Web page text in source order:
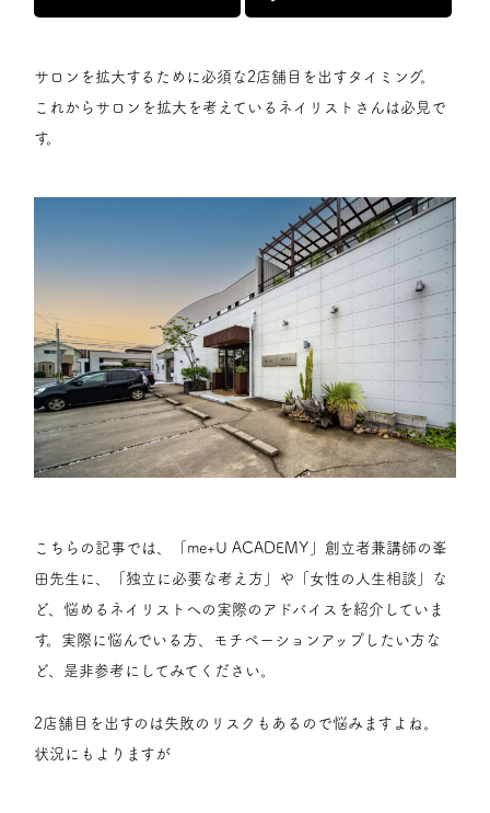
サロンを拡大するために必須な2店舗目を出すタイミング。
これからサロンを拡大を考えているネイリストさんは必見で
す。
こちらの記事では、「me+U ACADEMY」創立者兼講師の峯
田先生に、「独立に必要な考え方」や「女性の人生相談」な
ど、悩めるネイリストへの実際のアドバイスを紹介していま
す。実際に悩んでいる方、モチベーションアップしたい方な
ど、是非参考にしてみてください。
2店舗目を出すのは失敗のリスクもあるので悩みますよね。
状況にもよりますが